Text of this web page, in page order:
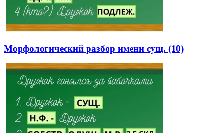
Морфологический разбор имени сущ. (10)